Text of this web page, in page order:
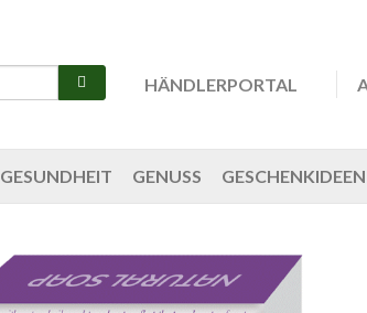
HÄNDLERPORTAL
GESUNDHEIT GENUSS GESCHENKIDEEN